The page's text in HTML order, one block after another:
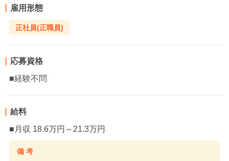
雇用形態
正社員(正職員)
応募資格
■経験不問
給料
■月収 18.6万円～21.3万円
備 考